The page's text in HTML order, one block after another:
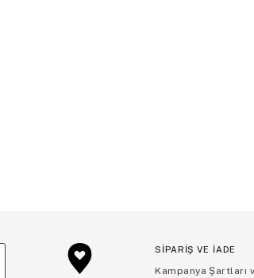
SİPARİŞ VE İADE
Kampanya Şartları